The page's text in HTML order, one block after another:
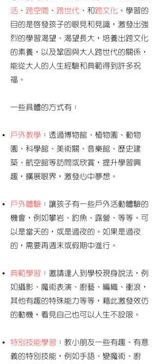
活 、 跨空間 、 跨世代 、和 跨文化 。學習的
目的是啟發孩子的眼見和見識，激發出強
烈的學習渴望、渴望長大，培養出跨文化
的素養，以及鞏固與大人跨世代的關係，
能從大人的人生經驗和典範得到許多祝
福。
一些具體的方式有：
戶外教學 ：透過博物館、植物園、動物
園、科學館、美術關、音樂館、歷史建
築、航空館等訪問或欣賞，提升學習興
趣，擴展眼界，激發心中夢想。
戶外體驗 ：讓孩子有一些戶外活動體驗的
機會，例如攀岩、釣魚、露營、等等。可
以是當天的，或是過夜的。如果是過夜
的，需要再週末或假期中進行。
典範學習 ：邀請達人到學校現身說法，例
如攝影、魔術表演、廚藝、編織、衝浪，
其他有趣的特殊能力等等，藉此激發效仿
的動機，看見自己也可以人生不設限。
特別技能學習 ：教小朋友一些有趣、有意
義的特別技能，例如手語、變魔術、廚